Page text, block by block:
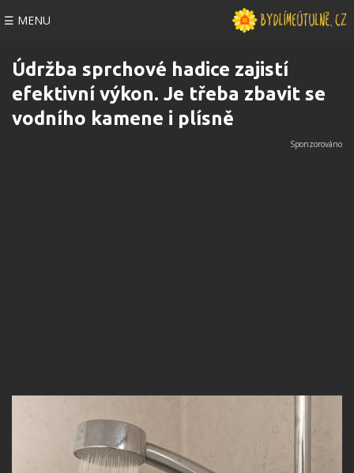
☰ MENU
Údržba sprchové hadice zajistí
efektivní výkon. Je třeba zbavit se
vodního kamene i plísně